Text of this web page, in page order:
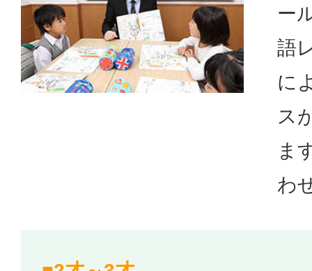
ー
語
に
ス
ま
わ